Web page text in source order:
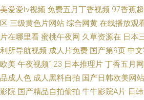
美爱爱tv视频 免费五月丁香视频 97香蕉
区 三级黄色片网站 综合网黄 在线播放观
片在哪里看 蜜桃午夜网 久草资源在 日本
利所导航视频 成人片免费 国产第9页 中
欧美 午夜视频123 日本推理片 丁香五月
品成人色 成人黑料自拍 国产日韩欧美网站
影院 国产精品自拍偷拍 牛牛影院A片 日